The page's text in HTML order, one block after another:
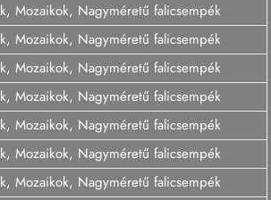
Mozaikok, Nagyméretű falicsempék
Mozaikok, Nagyméretű falicsempék
Mozaikok, Nagyméretű falicsempék
Mozaikok, Nagyméretű falicsempék
Mozaikok, Nagyméretű falicsempék
Mozaikok, Nagyméretű falicsempék
Mozaikok, Nagyméretű falicsempék